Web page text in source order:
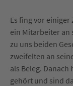
Es fing vor
ein Mitarbeiter an
zu uns beiden
zweifelten an
als Beleg.
gehört und sind